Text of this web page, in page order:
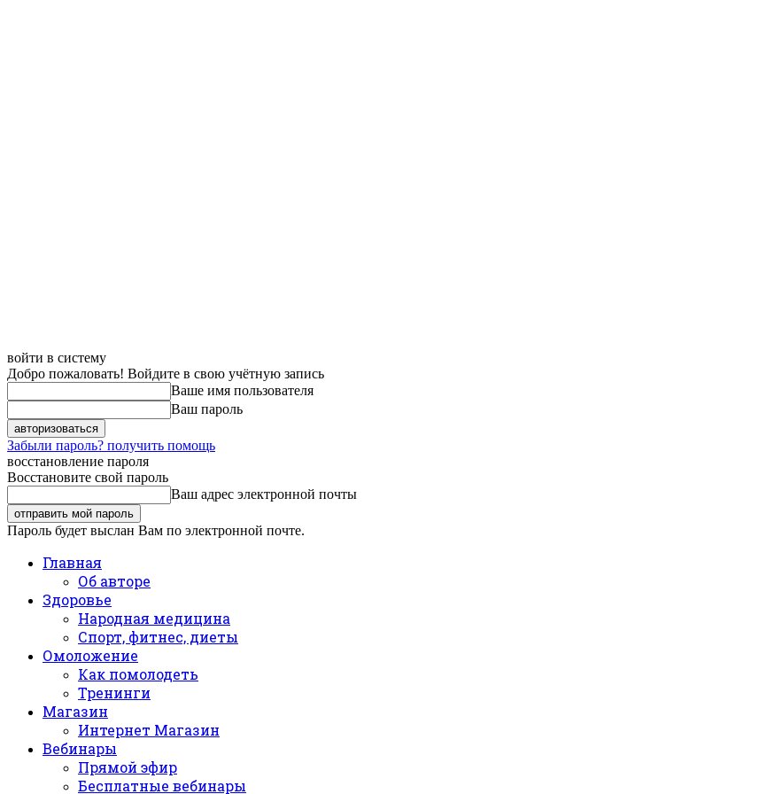
войти в систему
Добро пожаловать! Войдите в свою учётную запись
Ваше имя пользователя
Ваш пароль
Забыли пароль? получить помощь
восстановление пароля
Восстановите свой пароль
Ваш адрес электронной почты
Пароль будет выслан Вам по электронной почте.
Главная
Об авторе
Здоровье
Народная медицина
Спорт, фитнес, диеты
Омоложение
Как помолодеть
Тренинги
Магазин
Интернет Магазин
Вебинары
Прямой эфир
Бесплатные вебинары